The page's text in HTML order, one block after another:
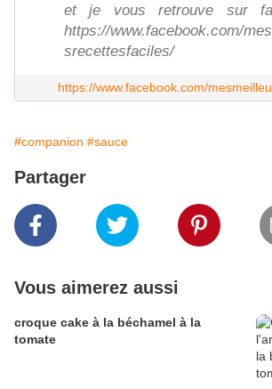
et je vous retrouve sur
https://www.facebook.com/
srecettesfaciles/
https://www.facebook.com/
#companion #sauce
Partager
Vous aimerez aussi
croque cake à la béchamel à la
tomate